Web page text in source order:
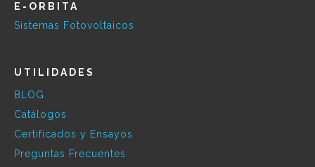
E-ORBITA
Sistemas Fotovoltaicos
UTILIDADES
BLOG
Catálogos
Certificados y Ensayos
Preguntas Frecuentes